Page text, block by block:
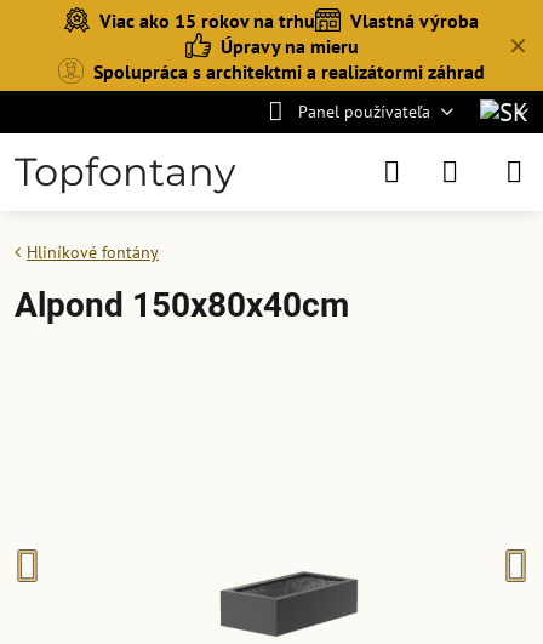
✕
Viac ako 15 rokov na trhu
Vlastná výroba
Úpravy na mieru
Spolupráca s architektmi a realizátormi záhrad
Panel používateľa
Topfontany
Hliníkové fontány
Alpond 150x80x40cm